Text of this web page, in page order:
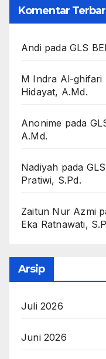
Komentar
AndipadaGLS
M Indra Al-ghifari
Hidayat, A.Md.
Anonime pada
A.Md.
Nadiyah pada
Pratiwi, S.Pd.
Zaitun Nur Azmi
Eka Ratnawati,
Arsip
Juli 2026
Juni 2026